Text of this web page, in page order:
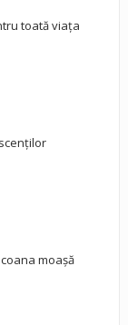
toată viața
moașă